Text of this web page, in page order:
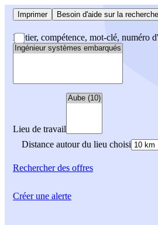
Imprimer Besoin d'aide sur la
Métier, compétence, mot-clé, numéro
Lieu de travail
Distance autour du lieu choisi
Rechercherdes offres
Créer une alerte